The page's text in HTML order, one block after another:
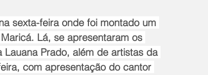
sexta-feira onde foi montado um
Lá, se apresentaram os
Lauana Prado, além de artistas da
com apresentação do cantor